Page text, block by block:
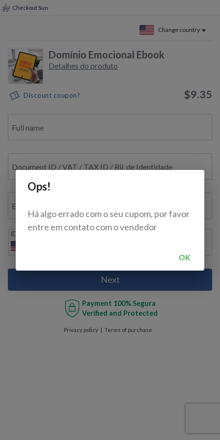
Checkout Sun
Change country
Domínio Emocional Ebook
Detalhes do produto
Discount coupon? $9.35
Full name
Document ID / VAT / TAX ID / Bil. de Identidade
E-mail
IDD
Next
Payment 100% Segura
Verified and Protected
Privacy policy Terms of purchase
Ops!
Há algo errado com o seu cupom, por favor
entre em contato com o vendedor
OK